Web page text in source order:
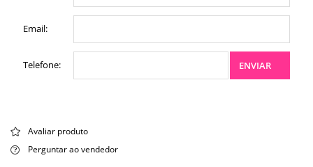
Email:
Telefone: ENVIAR
Avaliar produto
Perguntar ao vendedor